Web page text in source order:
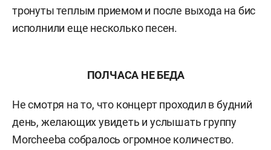
тронуты теплым приемом и после выхода на бис
исполнили еще несколько песен.
ПОЛЧАСА НЕ БЕДА
Не смотря на то, что концерт проходил в будний
день, желающих увидеть и услышать группу
Morcheeba собралось огромное количество.